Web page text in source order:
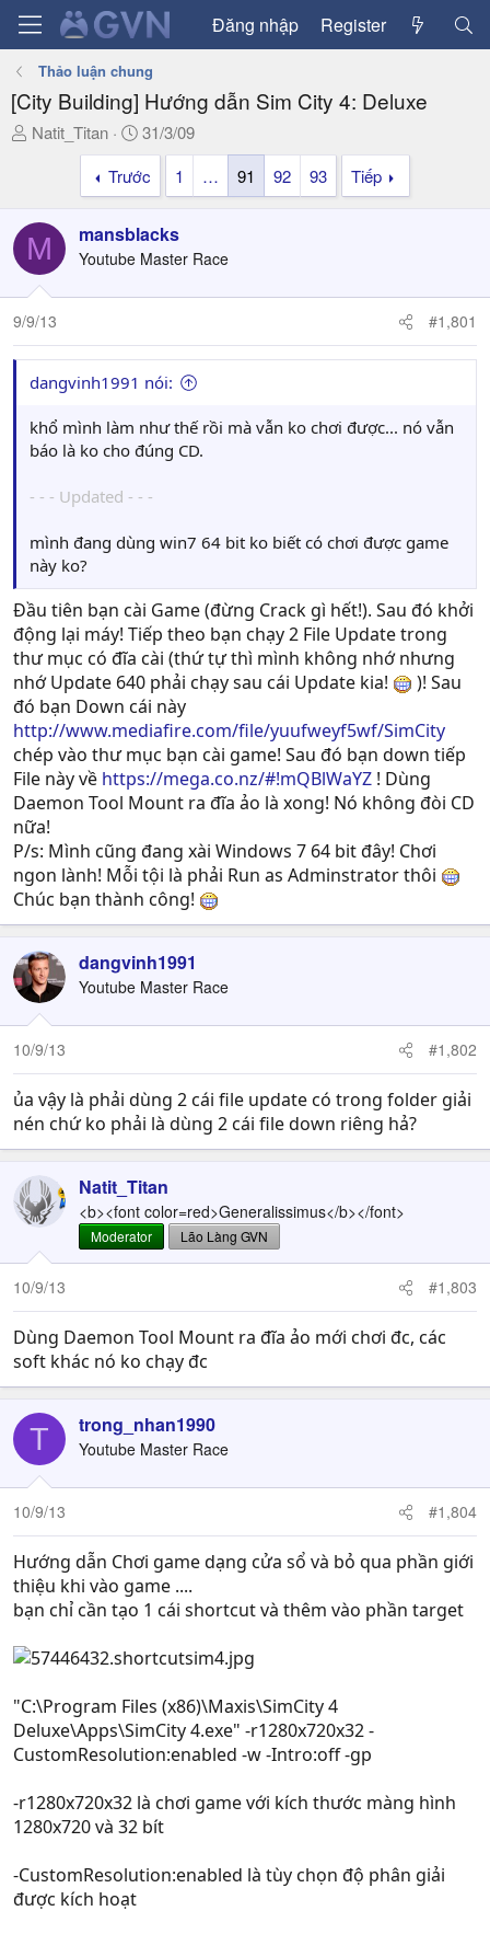
Đăng nhập Register
Thảo luận chung
[City Building] Hướng dẫn Sim City 4: Deluxe
T
a
d
s
t
a
t
e
Natit_Titan
N
g
à
y
ử
i
31/3/09
Trước
1 … 91 92 93 Tiếp
M mansblacks
Youtube Master Race
9/9/13 #1,801
dangvinh1991 nói:
khổ mình làm như thế rồi mà vẫn ko chơi được... nó vẫn
báo là ko cho đúng CD.
- - - Updated - - -
mình đang dùng win7 64 bit ko biết có chơi được game
này ko?
Đầu tiên bạn cài Game (đừng Crack gì hết!). Sau đó khởi
động lại máy! Tiếp theo bạn chạy 2 File Update trong
thư mục có đĩa cài (thứ tự thì mình không nhớ nhưng
nhớ Update 640 phải chạy sau cái Update kia!
)! Sau
đó bạn Down cái này
http://www.mediafire.com/file/yuufweyf5wf/SimCity
chép vào thư mục bạn cài game! Sau đó bạn down tiếp
File này về https://mega.co.nz/#!mQBlWaYZ ! Dùng
Daemon Tool Mount ra đĩa ảo là xong! Nó không đòi CD
nữa!
P/s: Mình cũng đang xài Windows 7 64 bit đây! Chơi
ngon lành! Mỗi tội là phải Run as Adminstrator thôi
Chúc bạn thành công!
dangvinh1991
Youtube Master Race
10/9/13 #1,802
ủa vậy là phải dùng 2 cái file update có trong folder giải
nén chứ ko phải là dùng 2 cái file down riêng hả?
Natit_Titan
<b><font color=red>Generalissimus</b></font>
Moderator Lão Làng GVN
10/9/13 #1,803
Dùng Daemon Tool Mount ra đĩa ảo mới chơi đc, các
soft khác nó ko chạy đc
T trong_nhan1990
Youtube Master Race
10/9/13 #1,804
Hướng dẫn Chơi game dạng cửa sổ và bỏ qua phần giới
thiệu khi vào game ....
bạn chỉ cần tạo 1 cái shortcut và thêm vào phần target
"C:\Program Files (x86)\Maxis\SimCity 4
Deluxe\Apps\SimCity 4.exe" -r1280x720x32 -
CustomResolution:enabled -w -Intro:off -gp
-r1280x720x32 là chơi game với kích thước màng hình
1280x720 và 32 bít
-CustomResolution:enabled là tùy chọn độ phân giải
được kích hoạt